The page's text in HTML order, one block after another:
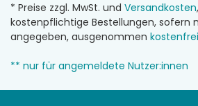
* Preise zzgl. MwSt. und Versandkosten
kostenpflichtige Bestellungen, sofern
angegeben, ausgenommen
** nur für angemeldete Nutzer:innen